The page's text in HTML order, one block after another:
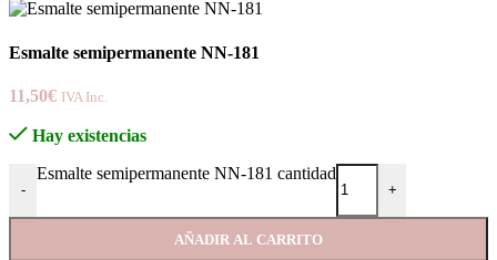
Esmalte semipermanente NN-181
11,50€ IVA Inc.
Hay existencias
-
Esmalte semipermanente NN-181 cantidad
+
AÑADIR AL CARRITO